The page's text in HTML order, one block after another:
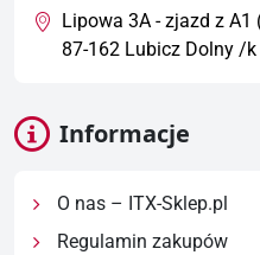
Lipowa 3A - zjazd z A1
87-162 Lubicz Dolny /k
Informacje
O nas – ITX-Sklep.pl
Regulamin zakupów